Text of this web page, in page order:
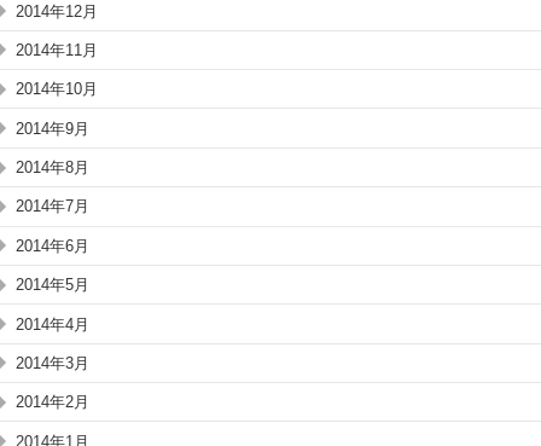
2014年12月
2014年11月
2014年10月
2014年9月
2014年8月
2014年7月
2014年6月
2014年5月
2014年4月
2014年3月
2014年2月
2014年1月